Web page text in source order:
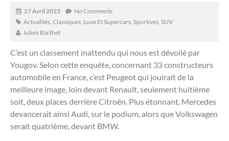
27 Avril 2023
No Comments
Actualités Classiques Luxe Et Supercars Sportives SUV
Julien Barthet
C’est un classement inattendu qui nous est dévoilé par
Yougov.Selon cette enquête, concernant 33 constructeurs
automobile en France, c’est Peugeot qui jouirait de la
meilleure image, loin devant Renault, seulement huitième
soit, deux places derrière Citroën. Plus étonnant, Mercedes
devancerait ainsi Audi, sur le podium, alors que Volkswagen
serait quatrième, devant BMW.